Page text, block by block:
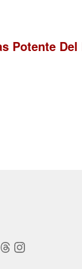
Potente
Threads
Instagram